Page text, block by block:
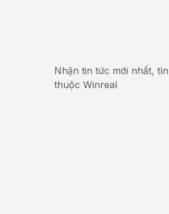
Nhận tin tức mới nhất,
thuộc Winreal